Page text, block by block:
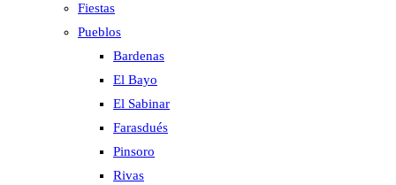
Fiestas
Pueblos
Bardenas
El Bayo
El Sabinar
Farasdués
Pinsoro
Rivas